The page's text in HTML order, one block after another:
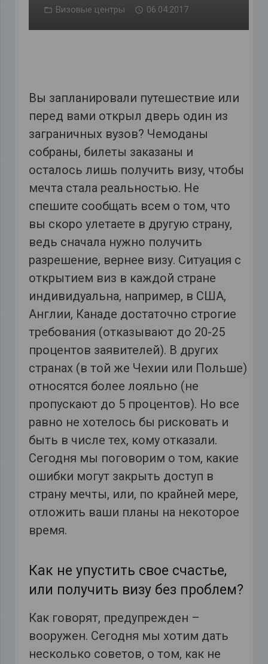
Визовые центры 06.04.2017
Вы запланировали путешествие или
перед вами открыл дверь один из
заграничных вузов? Чемоданы
собраны, билеты заказаны и
осталось лишь получить визу, чтобы
мечта стала реальностью. Не
спешите сообщать всем о том, что
вы скоро улетаете в другую страну,
ведь сначала нужно получить
разрешение, вернее визу. Ситуация с
открытием виз в каждой стране
индивидуальна, например, в США,
Англии, Канаде достаточно строгие
требования (отказывают до 20-25
процентов заявителей). В других
странах (в той же Чехии или Польше)
относятся более лояльно (не
пропускают до 5 процентов). Но все
равно не хотелось бы рисковать и
быть в числе тех, кому отказали.
Сегодня мы поговорим о том, какие
ошибки могут закрыть доступ в
страну мечты, или, по крайней мере,
отложить ваши планы на некоторое
время.
Как не упустить свое счастье,
или получить визу без проблем?
Как говорят, предупрежден –
вооружен. Сегодня мы хотим дать
несколько советов, о том, как не